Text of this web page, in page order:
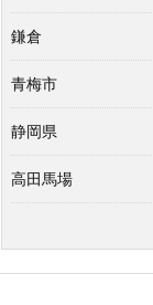
鎌倉
青梅市
静岡県
高田馬場